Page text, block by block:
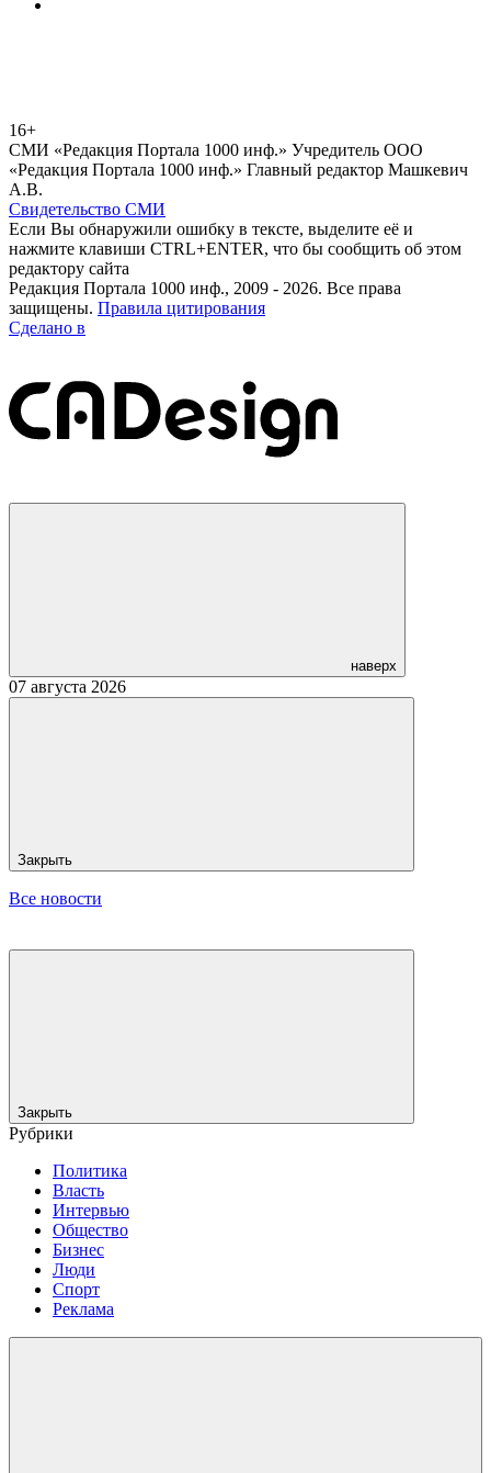
16+
СМИ «Редакция Портала 1000 инф.» Учредитель ООО
«Редакция Портала 1000 инф.» Главный редактор Машкевич
А.В.
Свидетельство СМИ
Если Вы обнаружили ошибку в тексте, выделите её и
нажмите клавиши CTRL+ENTER, что бы сообщить об этом
редактору сайта
Редакция Портала 1000 инф., 2009 - 2026. Все права
защищены. Правила цитирования
Сделано в
наверх
07 августа 2026
Закрыть
Все новости
Закрыть
Рубрики
Политика
Власть
Интервью
Общество
Бизнес
Люди
Спорт
Реклама